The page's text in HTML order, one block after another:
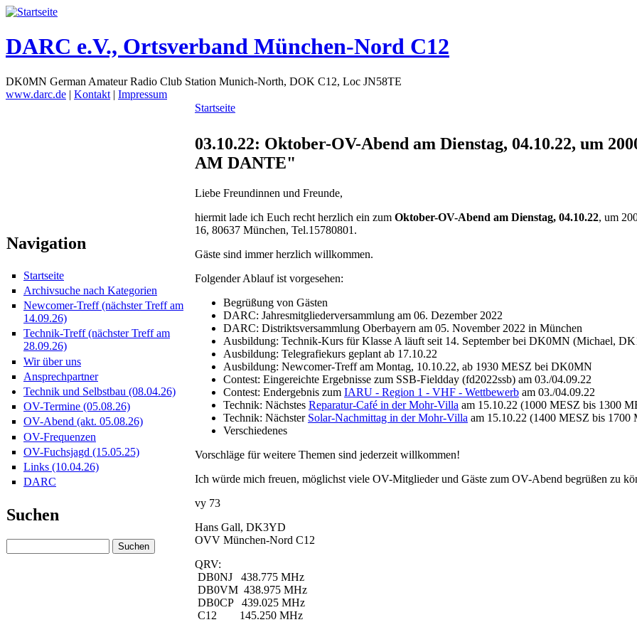
DARC e.V., Ortsverband München-Nord C12
DK0MN German Amateur Radio Club Station Munich-North, DOK C12, Loc JN58TE
www.darc.de | Kontakt | Impressum
Navigation
Startseite
Archivsuche nach Kategorien
Newcomer-Treff (nächster Treff am
14.09.26)
Technik-Treff (nächster Treff am
28.09.26)
Wir über uns
Ansprechpartner
Technik und Selbstbau (08.04.26)
OV-Termine (05.08.26)
OV-Abend (akt. 05.08.26)
OV-Frequenzen
OV-Fuchsjagd (15.05.25)
Links (10.04.26)
DARC
Suchen
Startseite
03.10.22: Oktober-OV-Abend am Dienstag, 04.10.22, um
AM DANTE"
Liebe Freundinnen und Freunde,
hiermit lade ich Euch recht herzlich ein zum Oktober-OV-Abend am Dienstag, 04.10.22, um
16, 80637 München, Tel.15780801.
Gäste sind immer herzlich willkommen.
Folgender Ablauf ist vorgesehen:
Begrüßung von Gästen
DARC: Jahresmitgliederversammlung am 06. Dezember 2022
DARC: Distriktsversammlung Oberbayern am 05. November 2022 in München
Ausbildung: Technik-Kurs für Klasse A läuft seit 14. September bei DK0MN (Michael,
Ausbildung: Telegrafiekurs geplant ab 17.10.22
Ausbildung: Newcomer-Treff am Montag, 10.10.22, ab 1930 MESZ bei DK0MN
Contest: Eingereichte Ergebnisse zum SSB-Fieldday (fd2022ssb) am 03./04.09.22
Contest: Endergebnis zum IARU - Region 1 - VHF - Wettbewerb am 03./04.09.22
Technik: Nächstes Reparatur-Café in der Mohr-Villa am 15.10.22 (1000 MESZ bis 1300
Technik: Nächster Solar-Nachmittag in der Mohr-Villa am 15.10.22 (1400 MESZ bis 1700
Verschiedenes
Vorschläge für weitere Themen sind jederzeit willkommen!
Ich würde mich freuen, möglichst viele OV-Mitglieder und Gäste zum OV-Abend begrüßen zu
vy 73
Hans Gall, DK3YD
OVV München-Nord C12
QRV:
DB0NJ 438.775 MHz
DB0VM 438.975 MHz
DB0CP 439.025 MHz
C12 145.250 MHz